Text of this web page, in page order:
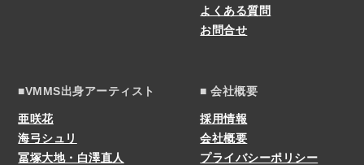
よくある質問
お問合せ
■VMMS出身アーティスト
亜咲花
海弓シュリ
冨塚大地・白澤直人
■ 会社概要
採用情報
会社概要
プライバシーポリシー